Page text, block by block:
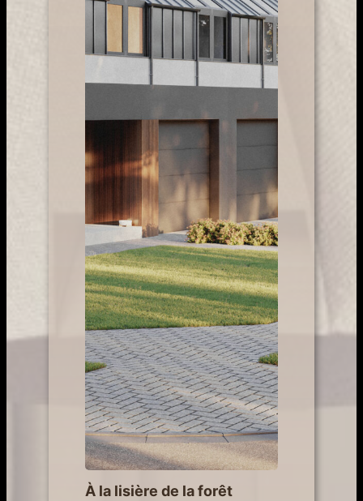
À la lisière de la forêt